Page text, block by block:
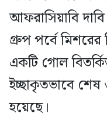
আফরাসিয়াবি
গ্রুপ পর্বে মিশরের
একটি গোল
ইচ্ছাকৃতভাবে
হয়েছে।